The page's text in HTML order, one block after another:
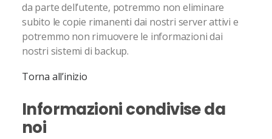
da parte dell’utente, potremmo non eliminare
subito le copie rimanenti dai nostri server attivi e
potremmo non rimuovere le informazioni dai
nostri sistemi di backup.
Torna all’inizio
Informazioni condivise da
noi